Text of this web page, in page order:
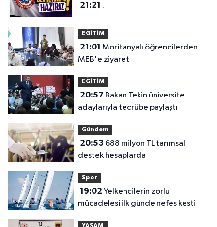
21:21 .
EĞİTİM
21:01
MEB'e ziyaret
EĞİTİM
20:57
adaylarıyla tecrübe paylaştı
Gündem
20:53
destek hesaplarda
Spor
19:02
mücadelesi ilk günde nefes kesti
YAŞAM